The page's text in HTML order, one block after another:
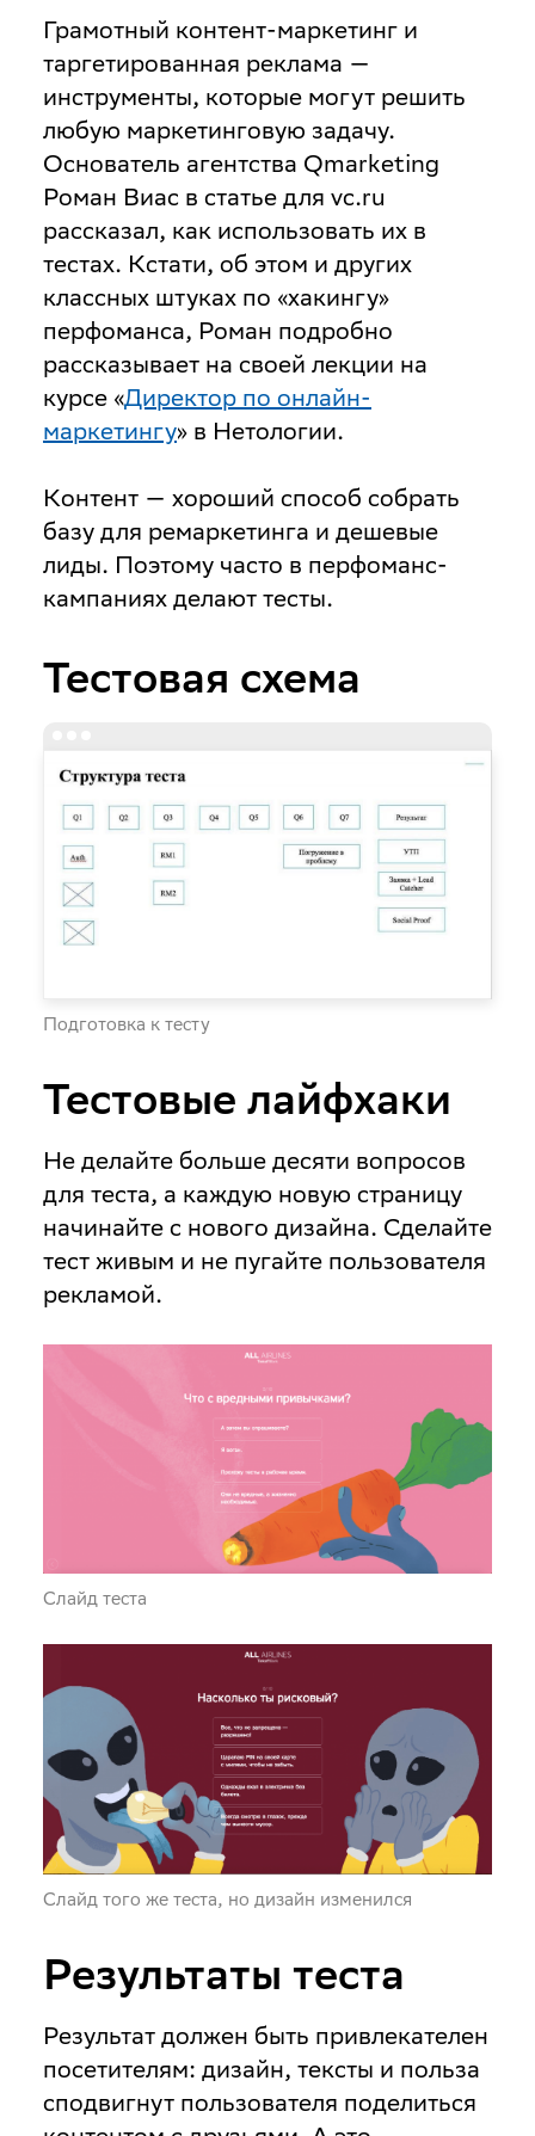
Грамотный контент-маркетинг и
таргетированная реклама —
инструменты, которые могут решить
любую маркетинговую задачу.
Основатель агентства Qmarketing
Роман Виас в статье для vc.ru
рассказал, как использовать их в
тестах. Кстати, об этом и других
классных штуках по «хакингу»
перфоманса, Роман подробно
рассказывает на своей лекции на
курсе «Директор по онлайн-
маркетингу» в Нетологии.
Контент — хороший способ собрать
базу для ремаркетинга и дешевые
лиды. Поэтому часто в перфоманс-
кампаниях делают тесты.
Тестовая схема
Подготовка к тесту
Тестовые лайфхаки
Не делайте больше десяти вопросов
для теста, а каждую новую страницу
начинайте с нового дизайна. Сделайте
тест живым и не пугайте пользователя
рекламой.
Слайд теста
Слайд того же теста, но дизайн изменился
Результаты теста
Результат должен быть привлекателен
посетителям: дизайн, тексты и польза
сподвигнут пользователя поделиться